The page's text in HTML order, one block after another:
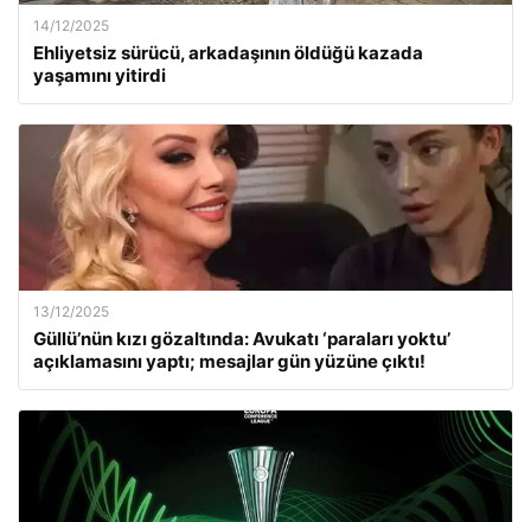
14/12/2025
Ehliyetsiz sürücü, arkadaşının öldüğü kazada
yaşamını yitirdi
13/12/2025
Güllü’nün kızı gözaltında: Avukatı ‘paraları yoktu’
açıklamasını yaptı; mesajlar gün yüzüne çıktı!